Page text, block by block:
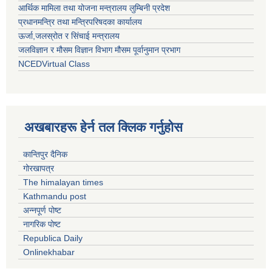
आर्थिक मामिला तथा योजना मन्त्रालय लुम्बिनी प्रदेश
प्रधानमन्त्रि तथा मन्त्रिपरिषदका कार्यालय
ऊर्जा,जलस्रोत र सिंचाई मन्त्रालय
जलविज्ञान र मौसम विज्ञान विभाग मौसम पूर्वानुमान प्रभाग
NCEDVirtual Class
अखबारहरू हेर्न तल क्लिक गर्नुहोस
कान्तिपुर दैनिक
गोरखापत्र
The himalayan times
Kathmandu post
अन्नपूर्ण पोष्ट
नागरिक पोष्ट
Republica Daily
Onlinekhabar